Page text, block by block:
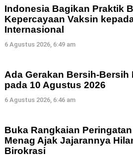
Indonesia Bagikan Praktik
Kepercayaan Vaksin
Internasional
6 Agustus 2026, 6:49 am
Ada Gerakan Bersih-Bersih
pada 10 Agustus 2026
6 Agustus 2026, 6:46 am
Buka Rangkaian Peringatan
Menag Ajak Jajarannya
Birokrasi